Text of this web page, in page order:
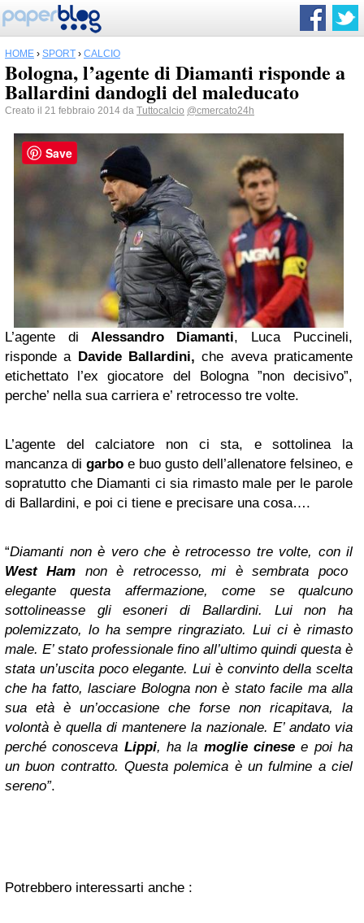
HOME › SPORT › CALCIO
Bologna, l’agente di Diamanti risponde a
Ballardini dandogli del maleducato
Creato il 21 febbraio 2014 da Tuttocalcio @cmercato24h
L’agente di Alessandro Diamanti, Luca Puccineli,
risponde a Davide Ballardini, che aveva praticamente
etichettato l’ex giocatore del Bologna ”non decisivo”,
perche’ nella sua carriera e’ retrocesso tre volte.
L’agente del calciatore non ci sta, e sottolinea la
mancanza di garbo e buo gusto dell’allenatore felsineo, e
sopratutto che Diamanti ci sia rimasto male per le parole
di Ballardini, e poi ci tiene e precisare una cosa….
“Diamanti non è vero che è retrocesso tre volte, con il
West Ham non è retrocesso, mi è sembrata poco
elegante questa affermazione, come se qualcuno
sottolineasse gli esoneri di Ballardini. Lui non ha
polemizzato, lo ha sempre ringraziato. Lui ci è rimasto
male. E’ stato professionale fino all’ultimo quindi questa è
stata un’uscita poco elegante. Lui è convinto della scelta
che ha fatto, lasciare Bologna non è stato facile ma alla
sua età è un’occasione che forse non ricapitava, la
volontà è quella di mantenere la nazionale. E’ andato via
perché conosceva Lippi, ha la moglie cinese e poi ha
un buon contratto. Questa polemica è un fulmine a ciel
sereno”.
Potrebbero interessarti anche :
Save